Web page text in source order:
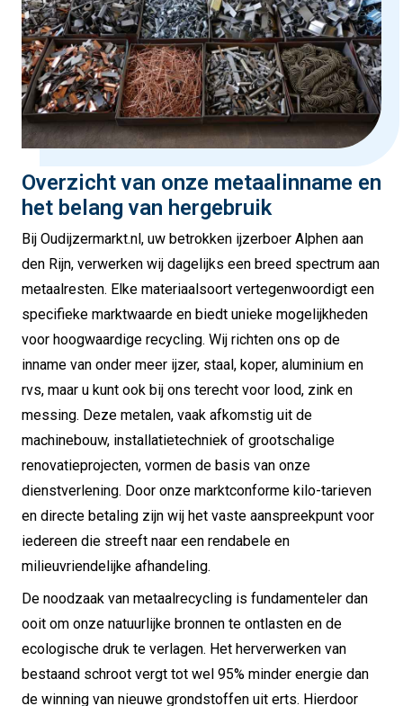
Overzicht van onze metaalinname en
het belang van hergebruik
Bij Oudijzermarkt.nl, uw betrokken ijzerboer Alphen aan
den Rijn, verwerken wij dagelijks een breed spectrum aan
metaalresten. Elke materiaalsoort vertegenwoordigt een
specifieke marktwaarde en biedt unieke mogelijkheden
voor hoogwaardige recycling. Wij richten ons op de
inname van onder meer ijzer, staal, koper, aluminium en
rvs, maar u kunt ook bij ons terecht voor lood, zink en
messing. Deze metalen, vaak afkomstig uit de
machinebouw, installatietechniek of grootschalige
renovatieprojecten, vormen de basis van onze
dienstverlening. Door onze marktconforme kilo-tarieven
en directe betaling zijn wij het vaste aanspreekpunt voor
iedereen die streeft naar een rendabele en
milieuvriendelijke afhandeling.
De noodzaak van metaalrecycling is fundamenteler dan
ooit om onze natuurlijke bronnen te ontlasten en de
ecologische druk te verlagen. Het herverwerken van
bestaand schroot vergt tot wel 95% minder energie dan
de winning van nieuwe grondstoffen uit erts. Hierdoor